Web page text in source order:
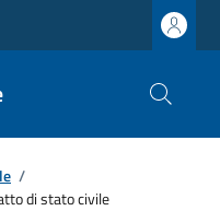
/
di stato civile